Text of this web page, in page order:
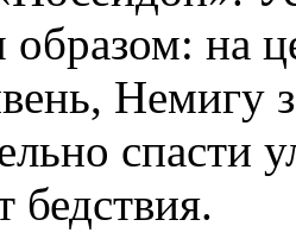
на
Немигу
спасти
бедствия.